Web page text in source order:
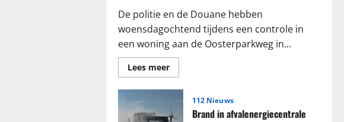
De politie en de Douane hebben
woensdagochtend tijdens een controle in
een woning aan de Oosterparkweg in...
Lees meerLees
meer
Grote
sigaretten
en
112 Nieuws
Brand in afvalenergiecentrale